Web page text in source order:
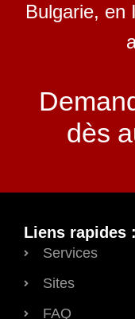
Bulgarie, en
dès
Liens rapides :
Services
Sites
FAQ